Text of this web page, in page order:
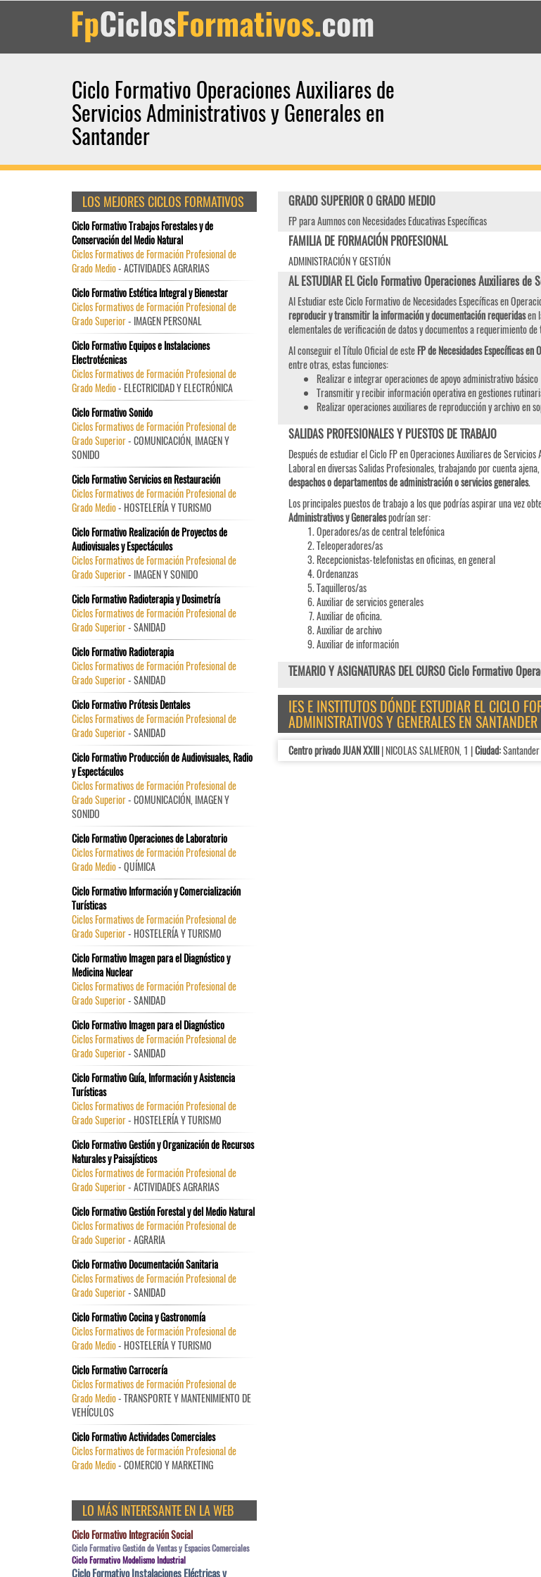
Ciclo Formativo Operaciones Auxiliares de
Servicios Administrativos y Generales en
Santander
GRADO SUPERIOR O GRADO MEDIO
FP para Aumnos con Necesidades Educativas Específicas
FAMILIA DE FORMACIÓN PROFESIONAL
ADMINISTRACIÓN Y GESTIÓN
AL ESTUDIAR EL Ciclo Formativo Operaciones Auxiliares
Al Estudiar este Ciclo Formativo de Necesidades Específicas en
reproducir y transmitir la información y documentación requeridasen
elementales de verificación de datos y documentos a requerimiento
Al conseguir el Título Oficial de esteFP de Necesidades Específicas
entre otras, estas funciones:
Realizar e integrar operaciones de apoyo administrativo básico
Transmitir y recibir información operativa en gestiones
Realizar operaciones auxiliares de reproducción y archivo en
SALIDAS PROFESIONALES Y PUESTOS DE TRABAJO
Después de estudiar el Ciclo FP en Operaciones Auxiliares de
Laboral en diversas Salidas Profesionales, trabajando por cuenta
despachos o departamentos de administración o servicios generales.
Los principales puestos de trabajo a los que podrías aspirar una vez
Administrativos y Generalespodrían ser:
Operadores/as de central telefónica
Teleoperadores/as
Recepcionistas-telefonistas en oficinas, en general
Ordenanzas
Taquilleros/as
Auxiliar de servicios generales
Auxiliar de oficina.
Auxiliar de archivo
Auxiliar de información
TEMARIO Y ASIGNATURAS DEL CURSO Ciclo Formativo
IES E INSTITUTOS DÓNDE ESTUDIAR EL CICLO
ADMINISTRATIVOS Y GENERALES EN SANTANDER
Centro privado JUAN XXIII| NICOLAS SALMERON, 1 |Ciudad:
LOS MEJORES CICLOS FORMATIVOS
Ciclo Formativo Trabajos Forestales y de
Conservación del Medio Natural
Ciclos Formativos de Formación Profesional de
Grado Medio- ACTIVIDADES AGRARIAS
Ciclo Formativo Estética Integral y Bienestar
Ciclos Formativos de Formación Profesional de
Grado Superior- IMAGEN PERSONAL
Ciclo Formativo Equipos e Instalaciones
Electrotécnicas
Ciclos Formativos de Formación Profesional de
Grado Medio- ELECTRICIDAD Y ELECTRÓNICA
Ciclo Formativo Sonido
Ciclos Formativos de Formación Profesional de
Grado Superior- COMUNICACIÓN, IMAGEN Y
SONIDO
Ciclo Formativo Servicios en Restauración
Ciclos Formativos de Formación Profesional de
Grado Medio- HOSTELERÍA Y TURISMO
Ciclo Formativo Realización de Proyectos de
Audiovisuales y Espectáculos
Ciclos Formativos de Formación Profesional de
Grado Superior- IMAGEN Y SONIDO
Ciclo Formativo Radioterapia y Dosimetría
Ciclos Formativos de Formación Profesional de
Grado Superior- SANIDAD
Ciclo Formativo Radioterapia
Ciclos Formativos de Formación Profesional de
Grado Superior- SANIDAD
Ciclo Formativo Prótesis Dentales
Ciclos Formativos de Formación Profesional de
Grado Superior- SANIDAD
Ciclo Formativo Producción de Audiovisuales, Radio
y Espectáculos
Ciclos Formativos de Formación Profesional de
Grado Superior- COMUNICACIÓN, IMAGEN Y
SONIDO
Ciclo Formativo Operaciones de Laboratorio
Ciclos Formativos de Formación Profesional de
Grado Medio- QUÍMICA
Ciclo Formativo Información y Comercialización
Turísticas
Ciclos Formativos de Formación Profesional de
Grado Superior- HOSTELERÍA Y TURISMO
Ciclo Formativo Imagen para el Diagnóstico y
Medicina Nuclear
Ciclos Formativos de Formación Profesional de
Grado Superior- SANIDAD
Ciclo Formativo Imagen para el Diagnóstico
Ciclos Formativos de Formación Profesional de
Grado Superior- SANIDAD
Ciclo Formativo Guía, Información y Asistencia
Turísticas
Ciclos Formativos de Formación Profesional de
Grado Superior- HOSTELERÍA Y TURISMO
Ciclo Formativo Gestión y Organización de Recursos
Naturales y Paisajísticos
Ciclos Formativos de Formación Profesional de
Grado Superior- ACTIVIDADES AGRARIAS
Ciclo Formativo Gestión Forestal y del Medio Natural
Ciclos Formativos de Formación Profesional de
Grado Superior- AGRARIA
Ciclo Formativo Documentación Sanitaria
Ciclos Formativos de Formación Profesional de
Grado Superior- SANIDAD
Ciclo Formativo Cocina y Gastronomía
Ciclos Formativos de Formación Profesional de
Grado Medio- HOSTELERÍA Y TURISMO
Ciclo Formativo Carrocería
Ciclos Formativos de Formación Profesional de
Grado Medio- TRANSPORTE Y MANTENIMIENTO DE
VEHÍCULOS
Ciclo Formativo Actividades Comerciales
Ciclos Formativos de Formación Profesional de
Grado Medio- COMERCIO Y MARKETING
LO MÁS INTERESANTE EN LA WEB
Ciclo Formativo Integración Social
Ciclo Formativo Gestión de Ventas y Espacios Comerciales
Ciclo Formativo Modelismo Industrial
Ciclo Formativo Instalaciones Eléctricas y